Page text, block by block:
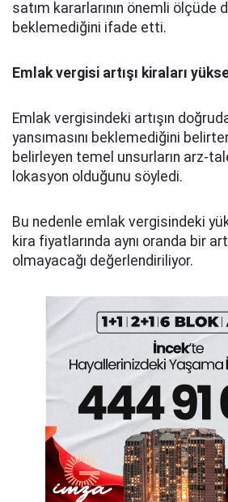
satım kararlarının önemli ölçüde
beklemediğini ifade etti.
Emlak vergisi artışı kiraları
Emlak vergisindeki artışın
yansımasını beklemediğini
belirleyen temel unsurların arz-
lokasyon olduğunu söyledi.
Bu nedenle emlak vergisindeki
kira fiyatlarında aynı oranda bir
olmayacağı değerlendiriliyor.